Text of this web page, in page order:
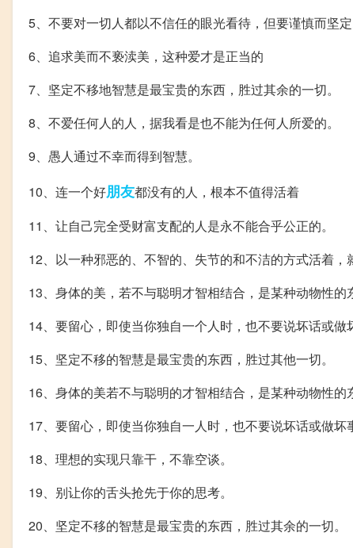
5、不要对一切人都以不信任的眼光看待，但要谨慎而坚定
6、追求美而不亵渎美，这种爱才是正当的
7、坚定不移地智慧是最宝贵的东西，胜过其余的一切。
8、不爱任何人的人，据我看是也不能为任何人所爱的。
9、愚人通过不幸而得到智慧。
10、连一个好朋友都没有的人，根本不值得活着
11、让自己完全受财富支配的人是永不能合乎公正的。
12、以一种邪恶的、不智的、失节的和不洁的方式活着，
13、身体的美，若不与聪明才智相结合，是某种动物性的
14、要留心，即使当你独自一个人时，也不要说坏话或做
15、坚定不移的智慧是最宝贵的东西，胜过其他一切。
16、身体的美若不与聪明的才智相结合，是某种动物性的
17、要留心，即使当你独自一人时，也不要说坏话或做坏
18、理想的实现只靠干，不靠空谈。
19、别让你的舌头抢先于你的思考。
20、坚定不移的智慧是最宝贵的东西，胜过其余的一切。